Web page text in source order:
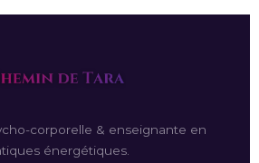
corporelle & enseignante en
énergétiques.